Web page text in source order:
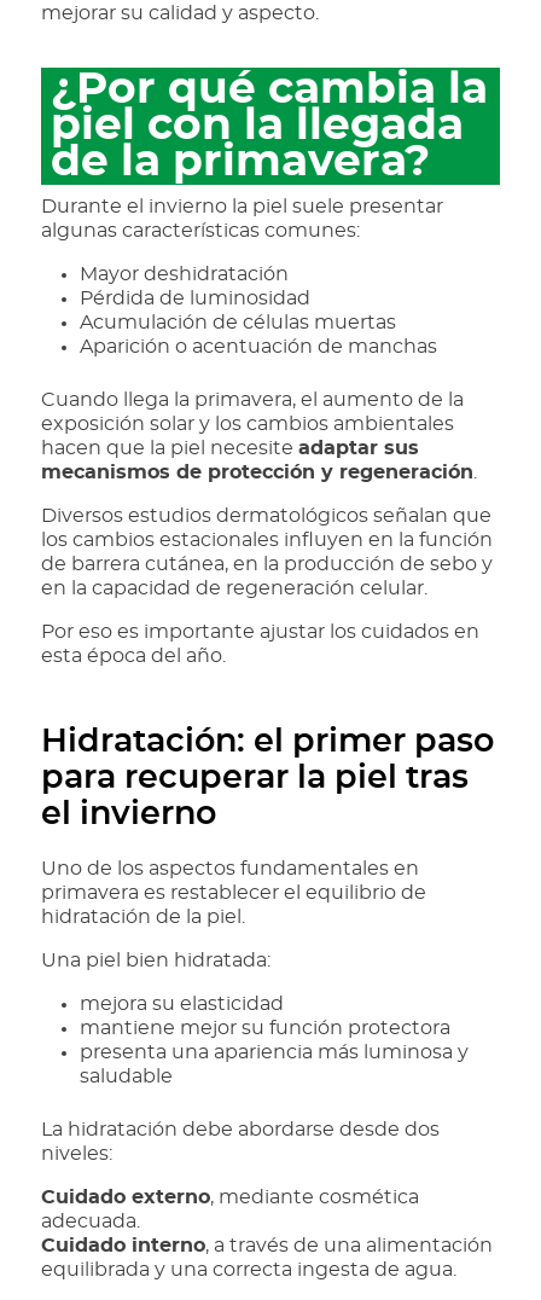
mejorar su calidad y aspecto.
¿Por qué cambia la
piel con la llegada
de la primavera?
Durante el invierno la piel suele presentar
algunas características comunes:
Mayor deshidratación
Pérdida de luminosidad
Acumulación de células muertas
Aparición o acentuación de manchas
Cuando llega la primavera, el aumento de la
exposición solar y los cambios ambientales
hacen que la piel necesiteadaptar sus
mecanismos de protección y regeneración
Diversos estudios dermatológicos señalan que
los cambios estacionales influyen en la función
de barrera cutánea, en la producción de sebo y
en la capacidad de regeneración celular.
Por eso es importante ajustar los cuidados en
esta época del año.
Hidratación: el primer paso
para recuperar la piel tras
el invierno
Uno de los aspectos fundamentales en
primavera es restablecer el equilibrio de
hidratación de la piel.
Una piel bien hidratada:
mejora su elasticidad
mantiene mejor su función protectora
presenta una apariencia más luminosa y
saludable
La hidratación debe abordarse desde dos
niveles:
Cuidado externo, mediante cosmética
adecuada.
Cuidado interno, a través de una alimentación
equilibrada y una correcta ingesta de agua.